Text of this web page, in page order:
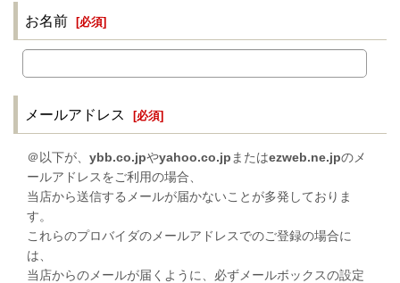
お名前 [必須]
メールアドレス [必須]
＠以下が、 ybb.co.jpやyahoo.co.jp またはezweb.ne.jpのメ
ールアドレスをご利用の場合、
当店から送信するメールが届かないことが多発しておりま
す。
これらのプロバイダのメールアドレスでのご登録の場合に
は、
当店からのメールが届くように、必ずメールボックスの設定